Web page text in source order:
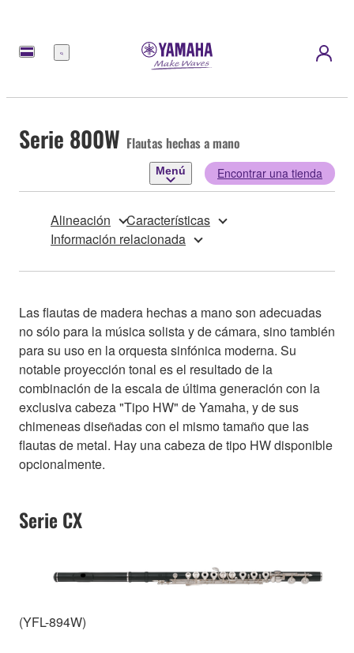
Menú
Serie 800W Flautas hechas a mano
Menú Encontrar una tienda
Alineación
Características
Información relacionada
Las flautas de madera hechas a mano son adecuadas
no sólo para la música solista y de cámara, sino también
para su uso en la orquesta sinfónica moderna. Su
notable proyección tonal es el resultado de la
combinación de la escala de última generación con la
exclusiva cabeza "Tipo HW" de Yamaha, y de sus
chimeneas diseñadas con el mismo tamaño que las
flautas de metal. Hay una cabeza de tipo HW disponible
opcionalmente.
Serie CX
(YFL-894W)